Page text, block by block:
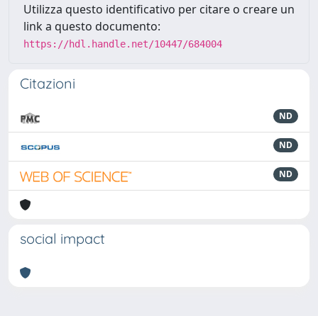
Utilizza questo identificativo per citare o creare un
link a questo documento:
https://hdl.handle.net/10447/684004
Citazioni
ND
ND
ND
social impact